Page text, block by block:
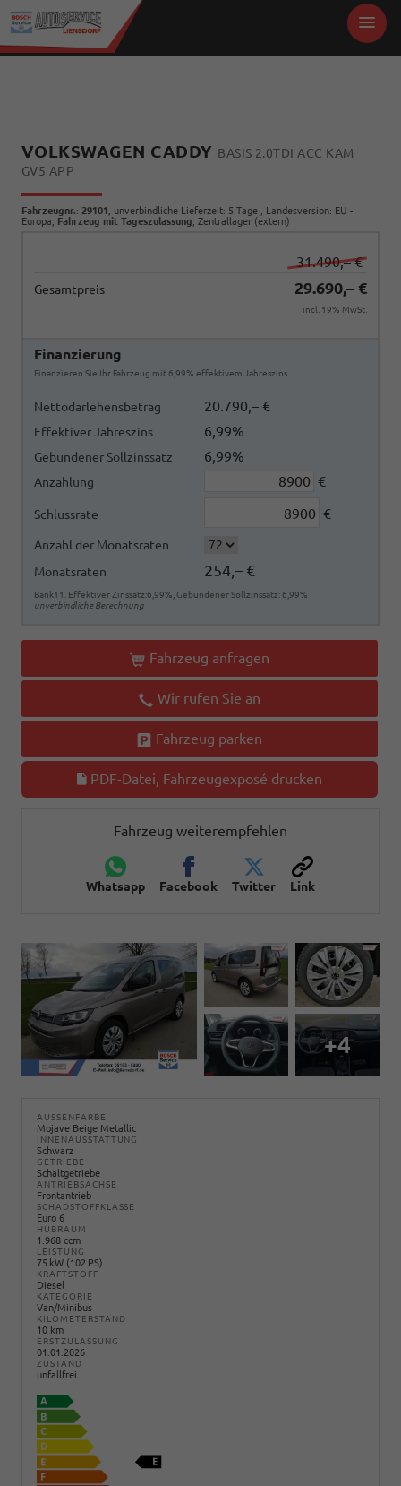
VOLKSWAGEN CADDY BASIS 2.0TDI ACC KAM
GV5 APP
Fahrzeugnr.: 29101 , unverbindliche Lieferzeit: 5 Tage , Landesversion: EU -
Europa, Fahrzeug mit Tageszulassung , Zentrallager (extern)
31.490,– €
Gesamtpreis 29.690,– €
incl. 19% MwSt.
Finanzierung
Finanzieren Sie Ihr Fahrzeug mit 6,99% effektivem Jahreszins
Nettodarlehensbetrag 20.790,– €
Effektiver Jahreszins 6,99%
Gebundener Sollzinssatz 6,99%
Anzahlung €
Schlussrate €
Anzahl der Monatsraten
Monatsraten
254,– €
Bank11. Effektiver Zinssatz:6,99%, Gebundener Sollzinssatz: 6,99%
unverbindliche Berechnung
Fahrzeug anfragen
Wir rufen Sie an
Fahrzeug parken
PDF-Datei, Fahrzeugexposé drucken
Fahrzeug weiterempfehlen
Whatsapp Facebook Twitter Link
+4
AUSSENFARBE
Mojave Beige Metallic
INNENAUSSTATTUNG
Schwarz
GETRIEBE
Schaltgetriebe
ANTRIEBSACHSE
Frontantrieb
SCHADSTOFFKLASSE
Euro 6
HUBRAUM
1.968 ccm
LEISTUNG
75 kW (102 PS)
KRAFTSTOFF
Diesel
KATEGORIE
Van/Minibus
KILOMETERSTAND
10 km
ERSTZULASSUNG
01.01.2026
ZUSTAND
unfallfrei